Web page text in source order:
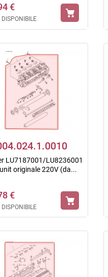
€
DISPONIBILE
LU7187001/LU8236001
originale 220V (da...
€
DISPONIBILE